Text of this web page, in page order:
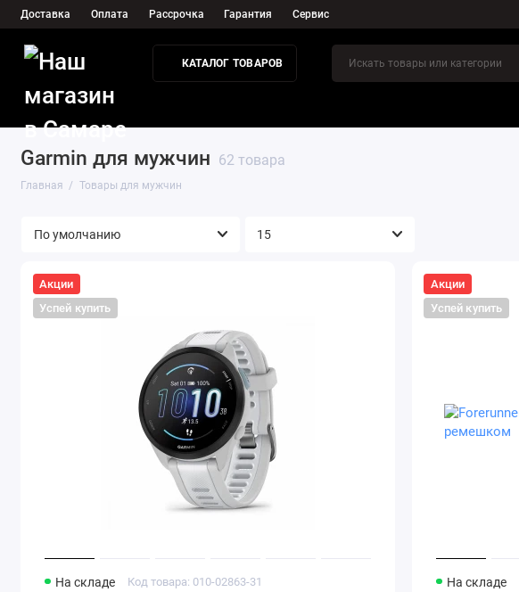
Доставка Оплата Рассрочка Гарантия Сервис
КАТАЛОГ ТОВАРОВ
О нас
Garmin для мужчин 62 товара
Главная Товары для мужчин
Акции
Успей купить
На складе Код товара: 010-02863-31
Акции
Успей купить
На складе